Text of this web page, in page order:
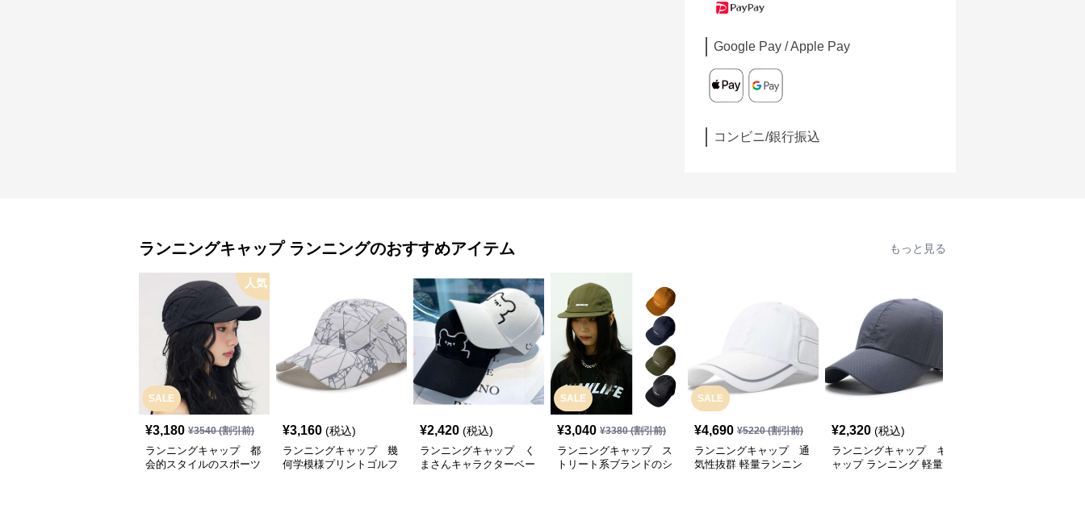
Google Pay / Apple Pay
コンビニ/銀行振込
ランニングキャップ ランニングのおすすめアイテム もっと見る
SALE
人気
¥3,180 ¥3540(割引前)
ランニングキャップ 都
会的スタイルのスポーツ
¥3,160 (税込)
ランニングキャップ 幾
何学模様プリントゴルフ
¥2,420 (税込)
ランニングキャップ く
まさんキャラクターベー
SALE
¥3,040 ¥3380(割引前)
ランニングキャップ ス
トリート系ブランドのシ
SALE
¥4,690 ¥5220(割引前)
ランニングキャップ 通
気性抜群 軽量ランニン
¥2,320 (税込)
ランニングキャップ キ
ャップ ランニング 軽量